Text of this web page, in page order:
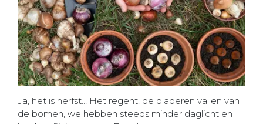
Ja, het is herfst… Het regent, de bladeren vallen van
de bomen, we hebben steeds minder daglicht en